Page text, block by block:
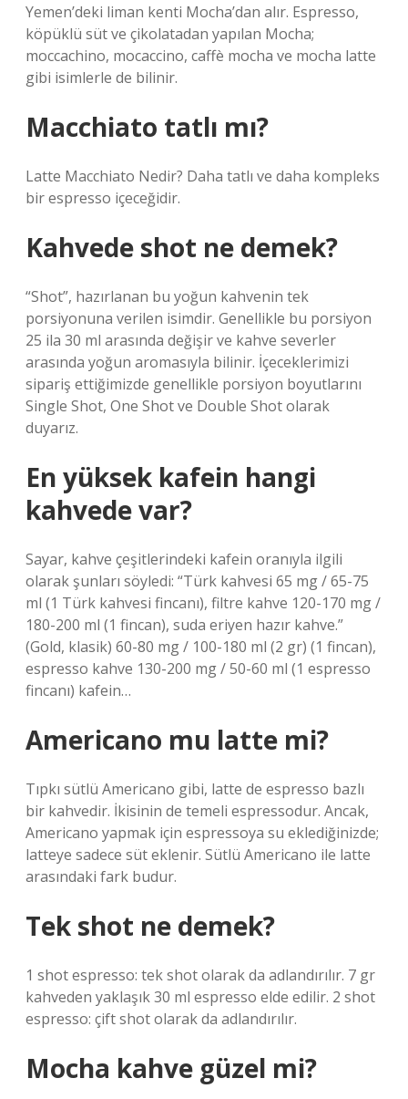
Yemen’deki liman kenti Mocha’dan alır. Espresso,
köpüklü süt ve çikolatadan yapılan Mocha;
moccachino, mocaccino, caffè mocha ve mocha latte
gibi isimlerle de bilinir.
Macchiato tatlı mı?
Latte Macchiato Nedir? Daha tatlı ve daha kompleks
bir espresso içeceğidir.
Kahvede shot ne demek?
“Shot”, hazırlanan bu yoğun kahvenin tek
porsiyonuna verilen isimdir. Genellikle bu porsiyon
25 ila 30 ml arasında değişir ve kahve severler
arasında yoğun aromasıyla bilinir. İçeceklerimizi
sipariş ettiğimizde genellikle porsiyon boyutlarını
Single Shot, One Shot ve Double Shot olarak
duyarız.
En yüksek kafein hangi
kahvede var?
Sayar, kahve çeşitlerindeki kafein oranıyla ilgili
olarak şunları söyledi: “Türk kahvesi 65 mg / 65-75
ml (1 Türk kahvesi fincanı), filtre kahve 120-170 mg /
180-200 ml (1 fincan), suda eriyen hazır kahve.”
(Gold, klasik) 60-80 mg / 100-180 ml (2 gr) (1 fincan),
espresso kahve 130-200 mg / 50-60 ml (1 espresso
fincanı) kafein…
Americano mu latte mi?
Tıpkı sütlü Americano gibi, latte de espresso bazlı
bir kahvedir. İkisinin de temeli espressodur. Ancak,
Americano yapmak için espressoya su eklediğinizde;
latteye sadece süt eklenir. Sütlü Americano ile latte
arasındaki fark budur.
Tek shot ne demek?
1 shot espresso: tek shot olarak da adlandırılır. 7 gr
kahveden yaklaşık 30 ml espresso elde edilir. 2 shot
espresso: çift shot olarak da adlandırılır.
Mocha kahve güzel mi?